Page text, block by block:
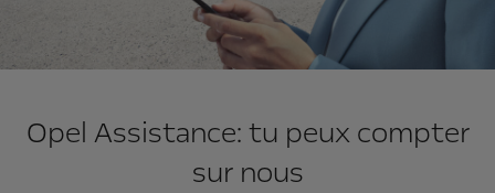
Opel Assistance: tu peux compter
sur nous